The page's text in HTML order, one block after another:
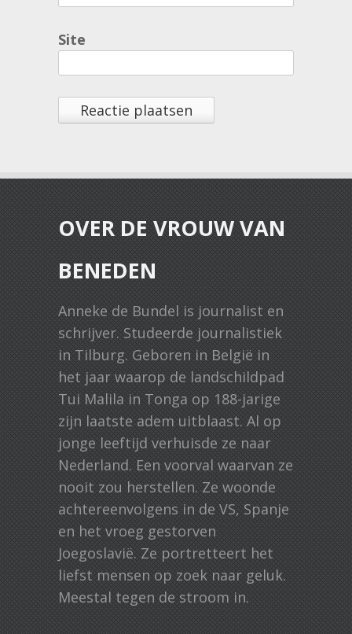
Site
OVER DE VROUW VAN
BENEDEN
Anneke de Bundel is journalist en
schrijver. Studeerde journalistiek
in Tilburg. Geboren in België in
het jaar waarop de landschildpad
Tui Malila in Tonga op 188-jarige
zijn laatste adem uitblaast. Al op
jonge leeftijd verhuisde ze naar
Nederland. Een voorval waarvan ze
nooit zou herstellen. Ze woonde
achtereenvolgens in de VS, Spanje
en het vroeg gestorven
Joegoslavië. Ze portretteert het
liefst mensen op zoek naar geluk.
Meestal tegen de stroom in.